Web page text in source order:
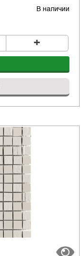
В наличии
+